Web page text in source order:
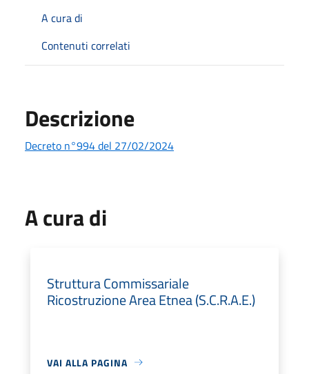
A cura di
Contenuti correlati
Descrizione
Decreto n°994 del 27/02/2024
A cura di
Struttura Commissariale
Ricostruzione Area Etnea (S.C.R.A.E.)
VAI ALLA PAGINA